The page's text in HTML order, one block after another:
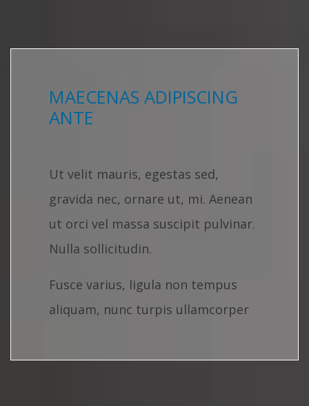
MAECENAS ADIPISCING
ANTE
Ut velit mauris, egestas sed,
gravida nec, ornare ut, mi. Aenean
ut orci vel massa suscipit pulvinar.
Nulla sollicitudin.
Fusce varius, ligula non tempus
aliquam, nunc turpis ullamcorper